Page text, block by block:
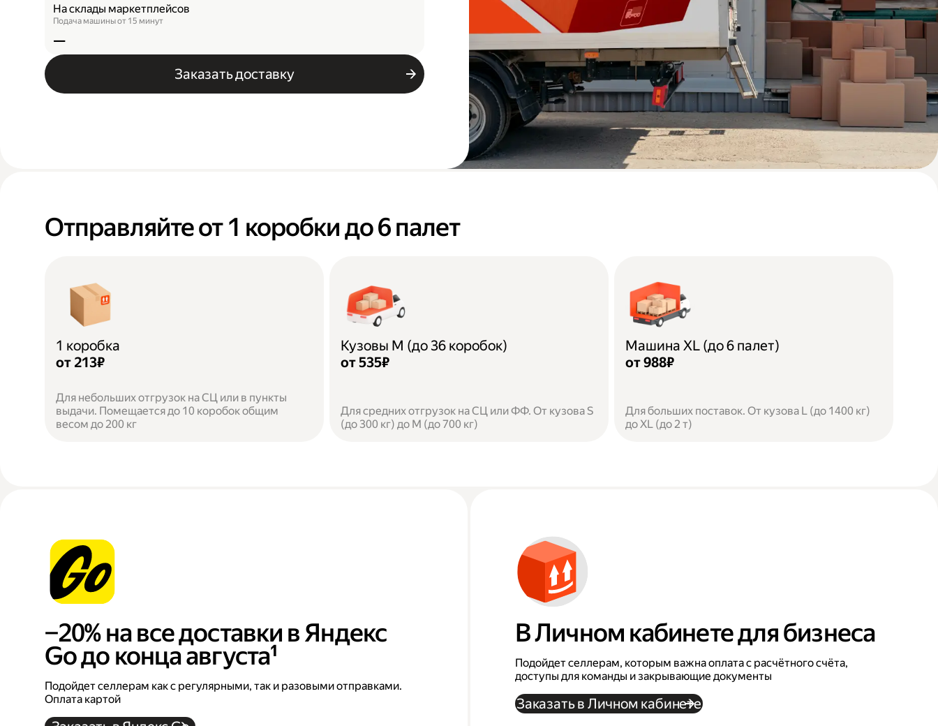
На склады маркетплейсов
Подача машины от 15 минут
—
Заказать доставку
Отправляйте от 1 коробки до 6 палет
1 коробка
от 213₽
Для небольших отгрузок на СЦ или в пункты
выдачи. Помещается до 10 коробок общим
весом до 200 кг
Кузовы M (до 36 коробок)
от 535₽
Для средних отгрузок на СЦ или ФФ. От кузова S
(до 300 кг) до M (до 700 кг)
Машина XL (до 6 палет)
от 988₽
Для больших поставок. От кузова L (до 1400 кг)
до XL (до 2 т)
−20% на все доставки в Яндекс
Go до конца августа¹
Подойдет селлерам как с регулярными, так и разовыми отправками.
Оплата картой
В Личном кабинете для бизнеса
Подойдет селлерам, которым важна оплата с расчётного счёта,
доступы для команды и закрывающие документы
Заказать в Личном кабинете